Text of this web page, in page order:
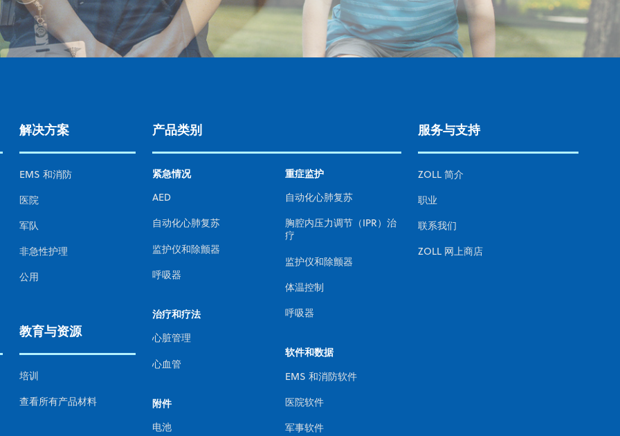
解决方案
EMS 和消防
医院
军队
非急性护理
公用
教育与资源
培训
查看所有产品材料
产品类别
紧急情况
AED
自动化心肺复苏
监护仪和除颤器
呼吸器
重症监护
自动化心肺复苏
胸腔内压力调节（IPR）治
疗
监护仪和除颤器
体温控制
呼吸器
治疗和疗法
心脏管理
心血管
软件和数据
EMS 和消防软件
医院软件
军事软件
附件
电池
服务与支持
ZOLL 简介
职业
联系我们
ZOLL 网上商店